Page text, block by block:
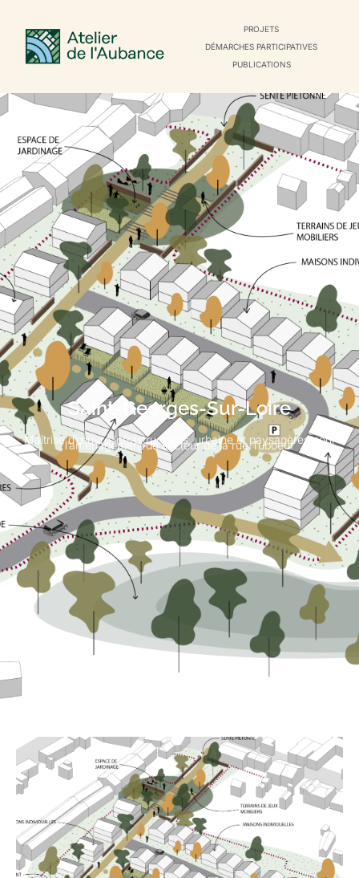
PROJETS
DÉMARCHES PARTICIPATIVES
PUBLICATIONS
Saint-Georges-Sur-Loire
Maîtrise d’œuvre infrastructures, urbaine et paysagères pour
l’aménagement de secteur de la rue Tuboeuf